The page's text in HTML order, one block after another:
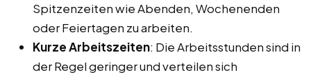
Spitzenzeiten wie Abenden, Wochenenden
oder Feiertagen zu arbeiten.
Kurze Arbeitszeiten: Die Arbeitsstunden sind in
der Regel geringer und verteilen sich